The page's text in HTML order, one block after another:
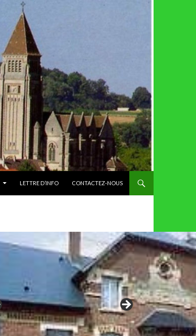
LETTRE D’INFO CONTACTEZ-NOUS